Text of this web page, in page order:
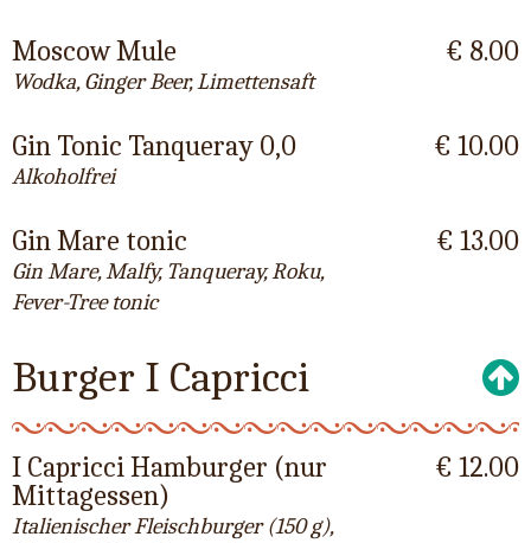
Moscow Mule
Wodka, Ginger Beer, Limettensaft
€ 8.00
Gin Tonic Tanqueray 0,0
Alkoholfrei
€ 10.00
Gin Mare tonic
Gin Mare, Malfy, Tanqueray, Roku,
Fever-Tree tonic
€ 13.00
Burger I Capricci
I Capricci Hamburger (nur
Mittagessen)
Italienischer Fleischburger (150 g),
€ 12.00